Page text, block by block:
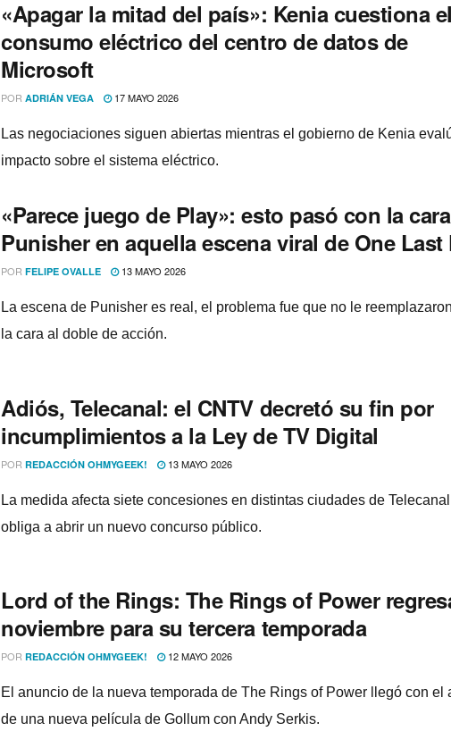
«Apagar la mitad del país»: Kenia cuestiona el
consumo eléctrico del centro de datos de
Microsoft
POR ADRIÁN VEGA 17 MAYO 2026
Las negociaciones siguen abiertas mientras el gobierno de Kenia
impacto sobre el sistema eléctrico.
«Parece juego de Play»: esto pasó con la
Punisher en aquella escena viral de One Last
POR FELIPE OVALLE 13 MAYO 2026
La escena de Punisher es real, el problema fue que no le
la cara al doble de acción.
Adiós, Telecanal: el CNTV decretó su fin por
incumplimientos a la Ley de TV Digital
POR REDACCIÓN OHMYGEEK! 13 MAYO 2026
La medida afecta siete concesiones en distintas ciudades de
obliga a abrir un nuevo concurso público.
Lord of the Rings: The Rings of Power
noviembre para su tercera temporada
POR REDACCIÓN OHMYGEEK! 12 MAYO 2026
El anuncio de la nueva temporada de The Rings of Power llegó con el
de una nueva película de Gollum con Andy Serkis.